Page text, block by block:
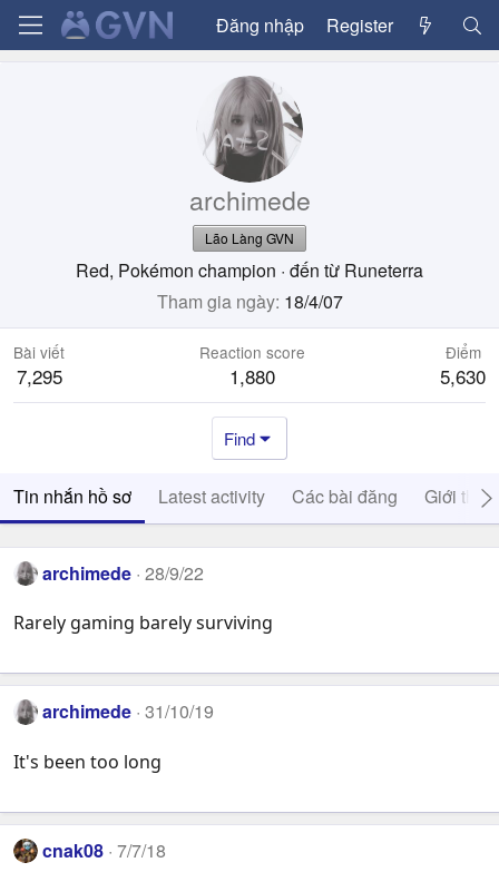
Đăng nhập Register
archimede
Lão Làng GVN
Red, Pokémon champion · đến từ Runeterra
Tham gia ngày 18/4/07
Bài viết
7,295
Reaction score
1,880
Điểm
5,630
Find
Tin nhắn hồ sơ Latest activity Các bài đăng Giới thiệu
archimede 28/9/22
Rarely gaming barely surviving
archimede 31/10/19
It's been too long
cnak08 7/7/18